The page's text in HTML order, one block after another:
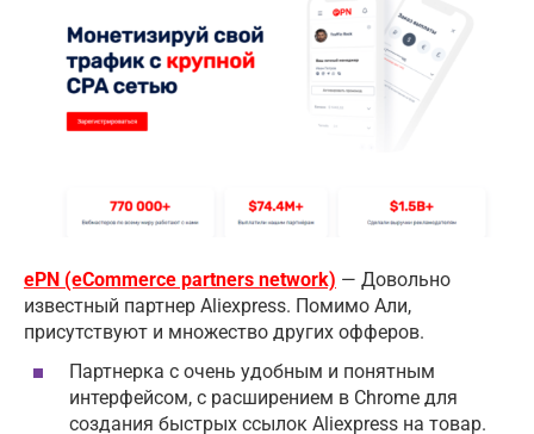
ePN (eCommerce partners network) — Довольно
известный партнер Aliexpress. Помимо Али,
присутствуют и множество других офферов.
Партнерка с очень удобным и понятным
интерфейсом, с расширением в Chrome для
создания быстрых ссылок Aliexpress на товар.